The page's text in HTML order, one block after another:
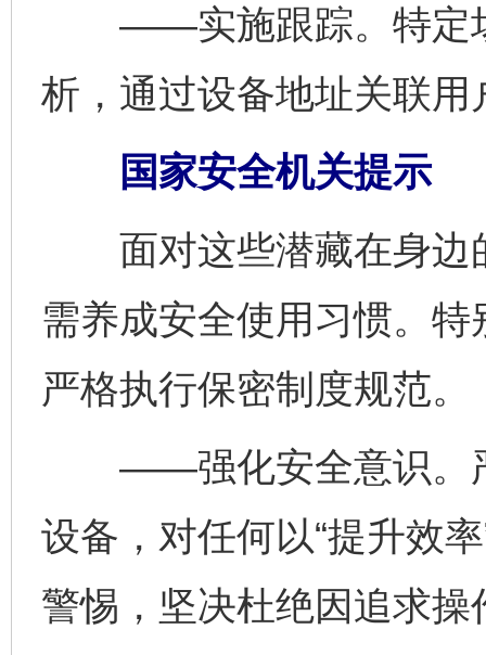
——实施跟踪。特定场
析，通过设备地址关联
国家安全机关提示
面对这些潜藏在身边
需养成安全使用习惯。
严格执行保密制度规范。
——强化安全意识。严
设备，对任何以“提升效
警惕，坚决杜绝因追求